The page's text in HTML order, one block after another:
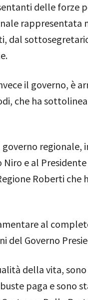
delle forze
rappresentata
dal
il governo, è
che ha
regionale,
e al
Roberti
al
del Governo
della vita,
paga e sono